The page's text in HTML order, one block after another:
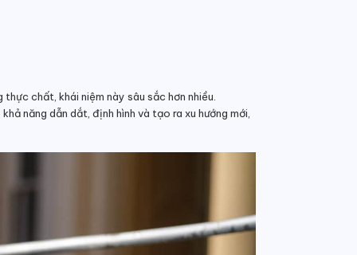
chất, khái niệm này sâu sắc hơn nhiều.
năng dẫn dắt, định hình và tạo ra xu hướng mới,